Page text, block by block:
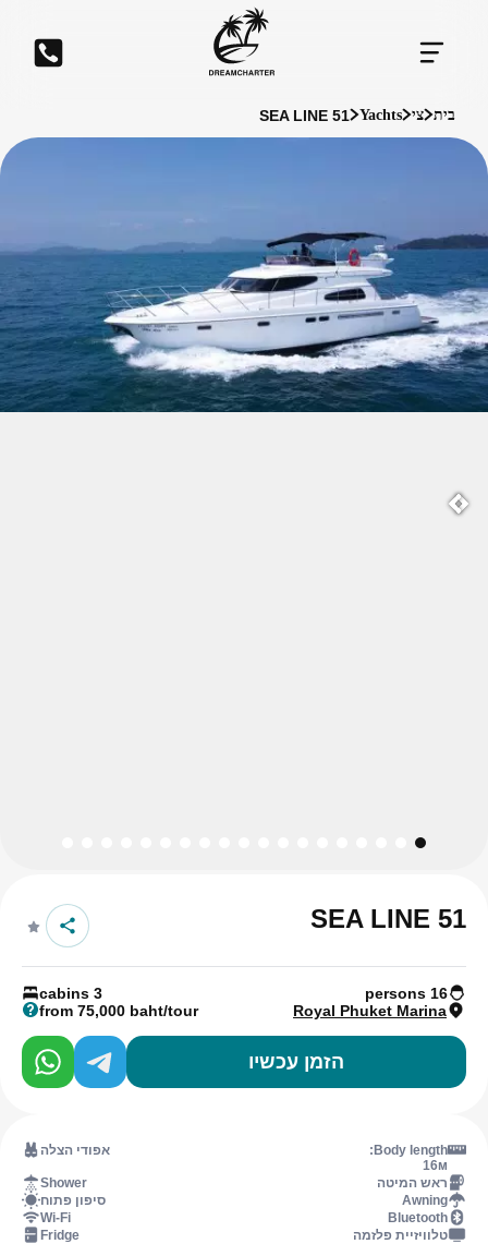
בית צי Yachts
SEA LINE 51
SEA LINE 51
16 persons
3 cabins
Royal Phuket Marina
from 75,000 baht/tour
הזמן עכשיו
Body length:
16м
אפודי הצלה
ראש המיטה
Shower
Awning
סיפון פתוח
Bluetooth
Wi-Fi
טלוויזיית פלזמה
Fridge